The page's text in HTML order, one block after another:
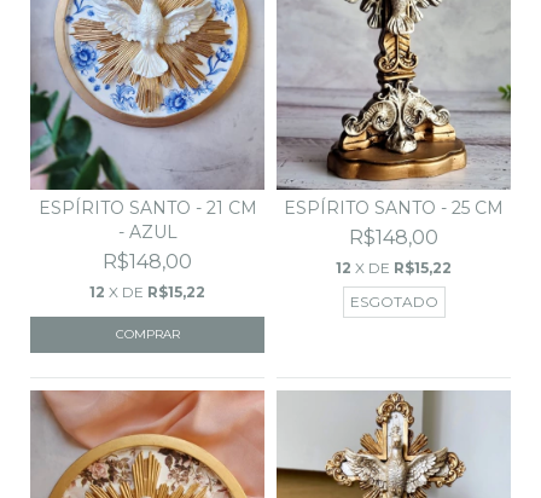
ESPÍRITO SANTO - 21 CM
- AZUL
R$148,00
12 X DE R$15,22
ESPÍRITO SANTO - 25 CM
R$148,00
12 X DE R$15,22
ESGOTADO